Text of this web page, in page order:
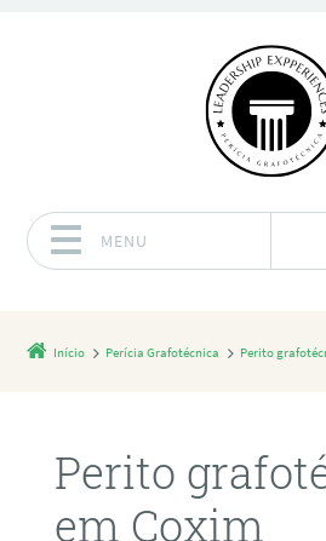
MENU
Início Perícia Grafotécnica Perito
Perito
em Coxim